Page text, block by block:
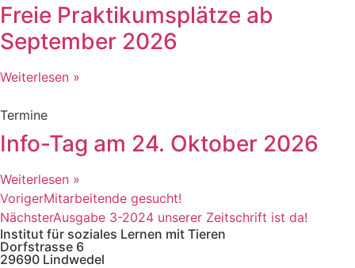
Freie Praktikumsplätze ab
September 2026
Weiterlesen »
Termine
Info-Tag am 24. Oktober 2026
Weiterlesen »
VorigerMitarbeitende gesucht!
NächsterAusgabe 3-2024 unserer Zeitschrift ist da!
Institut für soziales Lernen mit Tieren
Dorfstrasse 6
29690 Lindwedel